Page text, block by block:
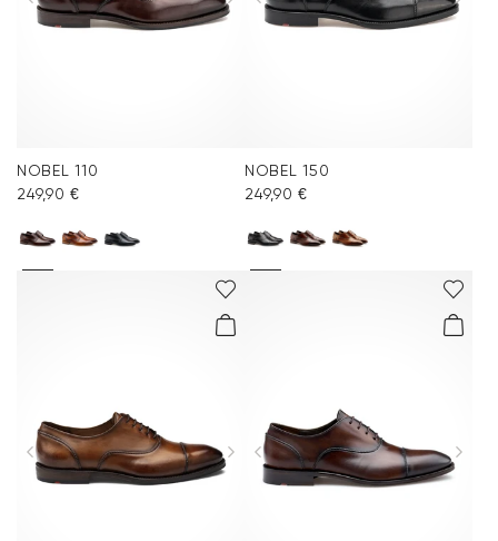
NOBEL 110
249,90 €
NOBEL 150
249,90 €